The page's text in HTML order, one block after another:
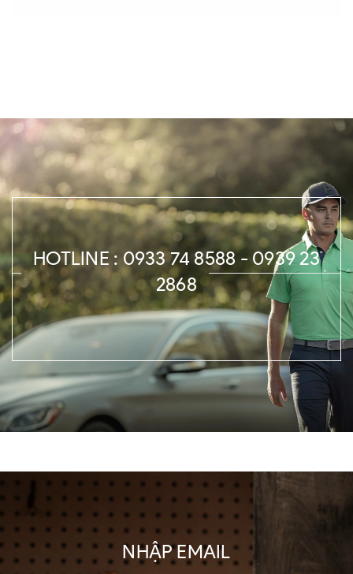
HOTLINE : 0933 74 8588 - 0939 23
2868
NHẬP EMAIL